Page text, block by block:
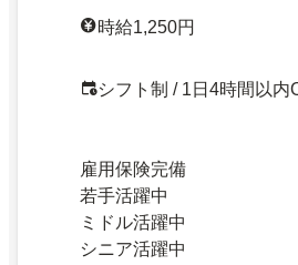
時給1,250円
シフト制 / 1日4時間以内
雇用保険完備
若手活躍中
ミドル活躍中
シニア活躍中